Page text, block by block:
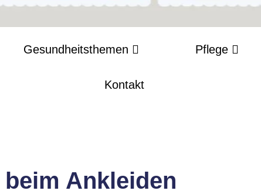
Gesundheitsthemen Pflege
Kontakt
Ankleiden